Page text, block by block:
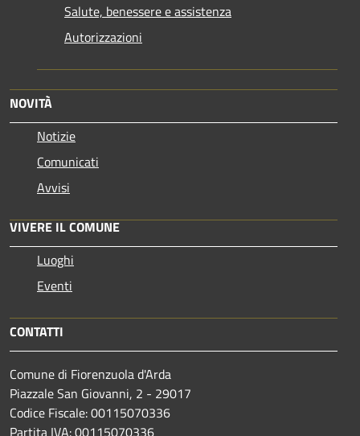
Salute, benessere e assistenza
Autorizzazioni
NOVITÀ
Notizie
Comunicati
Avvisi
VIVERE IL COMUNE
Luoghi
Eventi
CONTATTI
Comune di Fiorenzuola d'Arda
Piazzale San Giovanni, 2 - 29017
Codice Fiscale: 00115070336
Partita IVA: 00115070336